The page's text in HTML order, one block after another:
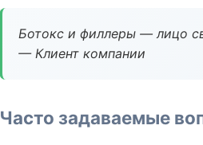
Ботокс и филлеры — лицо
— Клиент компании
Часто задаваемые